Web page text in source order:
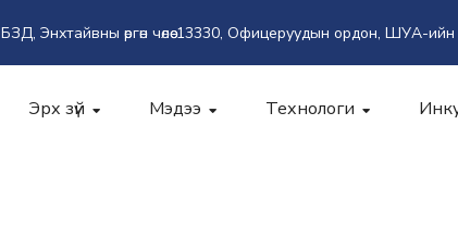
БЗД, Энхтайвны өргөн чөлөө-13330, Офицеруудын ордон, ШУА-ийн
Эрх зүй Мэдээ Технологи